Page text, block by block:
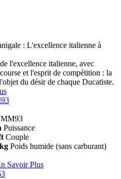
: L'excellence italienne à
l'excellence italienne, avec
et l'esprit de compétition : la
du désir de chaque Ducatiste.
MM93
Puissance
Couple
Poids humide (sans carburant)
Savoir Plus